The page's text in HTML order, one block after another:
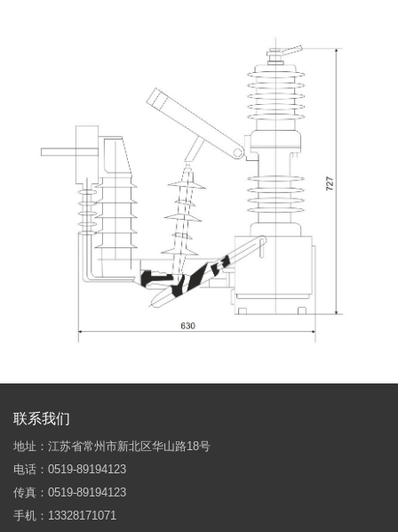
联系我们
地址：江苏省常州市新北区华山路18号
电话：0519-89194123
传真：0519-89194123
手机：13328171071